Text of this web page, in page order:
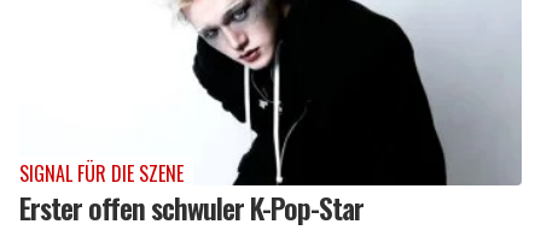
SIGNAL FÜR DIE SZENE
Erster offen schwuler K-Pop-Star